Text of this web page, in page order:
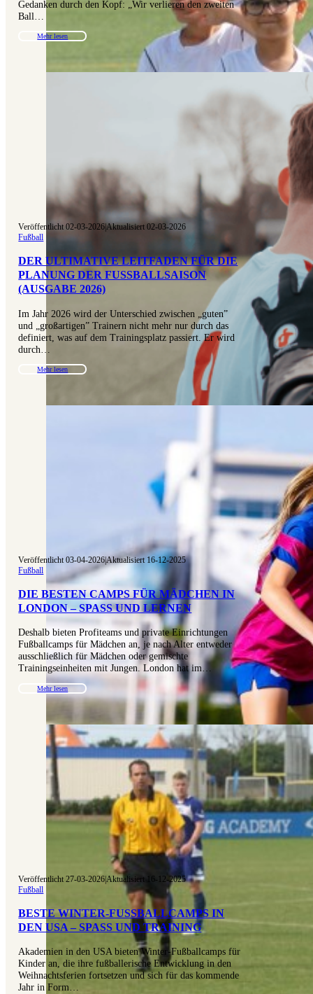
Gedanken durch den Kopf: „Wir verlieren den zweiten
Ball…
Mehr lesen
Veröffentlicht 02-03-2026|Aktualisiert 02-03-2026
Fußball
DER ULTIMATIVE LEITFADEN FÜR DIE
PLANUNG DER FUSSBALLSAISON (
AUSGABE 2026)
Im Jahr 2026 wird der Unterschied zwischen „guten”
und „großartigen” Trainern nicht mehr nur durch das
definiert, was auf dem Trainingsplatz passiert. Er wird
durch…
Mehr lesen
Veröffentlicht 03-04-2026|Aktualisiert 16-12-2025
Fußball
DIE BESTEN CAMPS FÜR MÄDCHEN IN
LONDON – SPASS UND LERNEN
Deshalb bieten Profiteams und private Einrichtungen
Fußballcamps für Mädchen an, je nach Alter entweder
ausschließlich für Mädchen oder gemischte
Trainingseinheiten mit Jungen. London hat im…
Mehr lesen
Veröffentlicht 27-03-2026|Aktualisiert 16-12-2025
Fußball
BESTE WINTER-FUSSBALLCAMPS IN D
EN USA – SPASS UND TRAINING
Akademien in den USA bieten Winter-Fußballcamps für
Kinder an, die ihre fußballerische Entwicklung in den
Weihnachtsferien fortsetzen und sich für das kommende
Jahr in Form…